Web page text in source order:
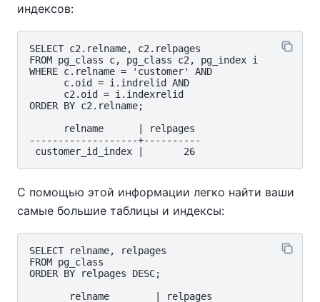
индексов:
SELECT c2.relname, c2.relpages
FROM pg_class c, pg_class c2, pg_index i
WHERE c.relname = 'customer' AND
      c.oid = i.indrelid AND
      c2.oid = i.indexrelid
ORDER BY c2.relname;
      relname      | relpages
-------------------+----------
С помощью этой информации легко найти ваши
самые большие таблицы и индексы:
SELECT relname, relpages
FROM pg_class
ORDER BY relpages DESC;
       relname        | relpages